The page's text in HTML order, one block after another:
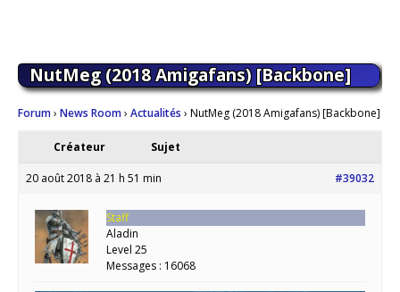
NutMeg (2018 Amigafans) [Backbone]
Forum› News Room› Actualités › NutMeg (2018 Amigafans) [Backbone]
Créateur Sujet
20 août 2018 à 21 h 51 min #39032
Staff
Aladin
Level 25
Messages : 16068